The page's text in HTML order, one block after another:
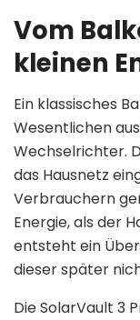
Vom
kleinen
Ein klassisches
Wesentlichen
Wechselrichter.
das Hausnetz
Verbrauchern
Energie, als der
entsteht ein
dieser später
Die SolarVault 3